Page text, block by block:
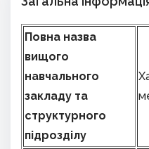
Повна назва
вищого
навчального
закладу та
структурного
підрозділу